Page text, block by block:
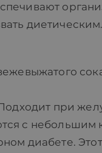
при
с небольшим
диабете.